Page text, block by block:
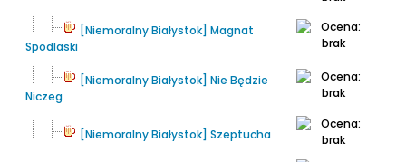
[Niemoralny Białystok] Magnat
Spodlaski
[Niemoralny Białystok] Nie Będzie
Niczeg
[Niemoralny Białystok] Szeptucha